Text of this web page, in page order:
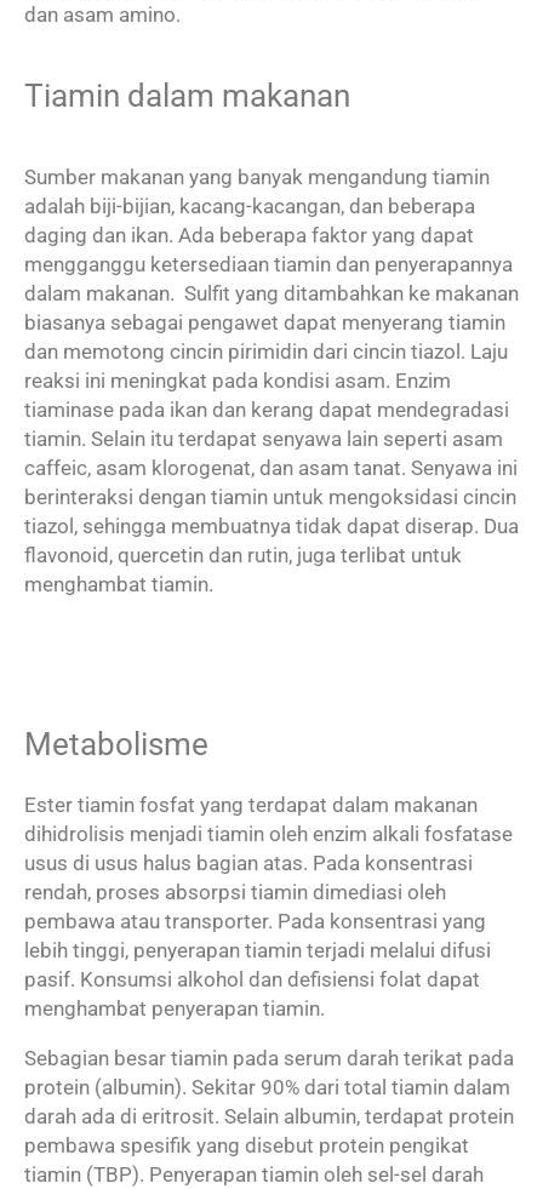
dan asam amino.
Tiamin dalam makanan
Sumber makanan yang banyak mengandung tiamin
adalah biji-bijian, kacang-kacangan, dan beberapa
daging dan ikan. Ada beberapa faktor yang dapat
mengganggu ketersediaan tiamin dan penyerapannya
dalam makanan. Sulfit yang ditambahkan ke makanan
biasanya sebagai pengawet dapat menyerang tiamin
dan memotong cincin pirimidin dari cincin tiazol. Laju
reaksi ini meningkat pada kondisi asam. Enzim
tiaminase pada ikan dan kerang dapat mendegradasi
tiamin. Selain itu terdapat senyawa lain seperti asam
caffeic, asam klorogenat, dan asam tanat. Senyawa ini
berinteraksi dengan tiamin untuk mengoksidasi cincin
tiazol, sehingga membuatnya tidak dapat diserap. Dua
flavonoid, quercetin dan rutin, juga terlibat untuk
menghambat tiamin.
Metabolisme
Ester tiamin fosfat yang terdapat dalam makanan
dihidrolisis menjadi tiamin oleh enzim alkali fosfatase
usus di usus halus bagian atas. Pada konsentrasi
rendah, proses absorpsi tiamin dimediasi oleh
pembawa atau transporter. Pada konsentrasi yang
lebih tinggi, penyerapan tiamin terjadi melalui difusi
pasif. Konsumsi alkohol dan defisiensi folat dapat
menghambat penyerapan tiamin.
Sebagian besar tiamin pada serum darah terikat pada
protein (albumin). Sekitar 90% dari total tiamin dalam
darah ada di eritrosit. Selain albumin, terdapat protein
pembawa spesifik yang disebut protein pengikat
tiamin (TBP). Penyerapan tiamin oleh sel-sel darah